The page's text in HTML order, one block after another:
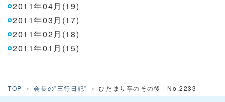
2011年04月(19)
2011年03月(17)
2011年02月(18)
2011年01月(15)
TOP 会長の”三行日記” ひだまり亭のその後 No.2233